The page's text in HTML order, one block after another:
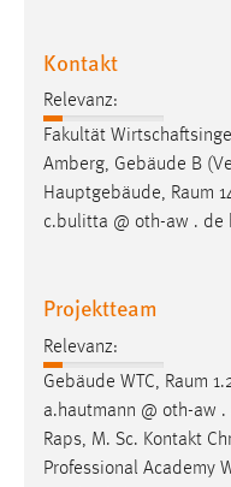
Kontakt
Relevanz:
Fakultät
Amberg, Gebäude B
Hauptgebäude, Raum
c.bulitta @ oth-aw .
Projektteam
Relevanz:
Gebäude WTC, Raum
a.hautmann @ oth-aw
Raps, M. Sc. Kontakt
Professional Academy
24 Stunden
STATISTIK
Statistik Cookies
Diese Informationen
Matomo
Name:
_pk_ref, _pk_cvar,
Zweck:
Zugriffsstatistik